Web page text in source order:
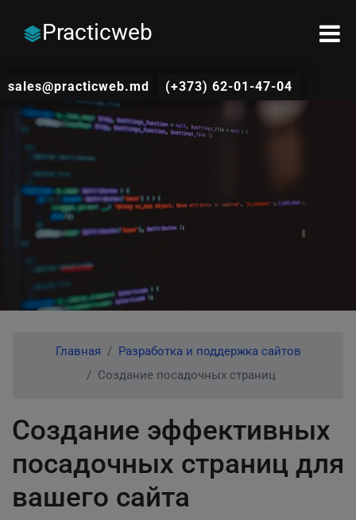
Practicweb
sales@practicweb.md (+373) 62-01-47-04
Главная
Разработка и поддержка сайтов
Создание посадочных страниц
Создание эффективных
посадочных страниц для
вашего сайта